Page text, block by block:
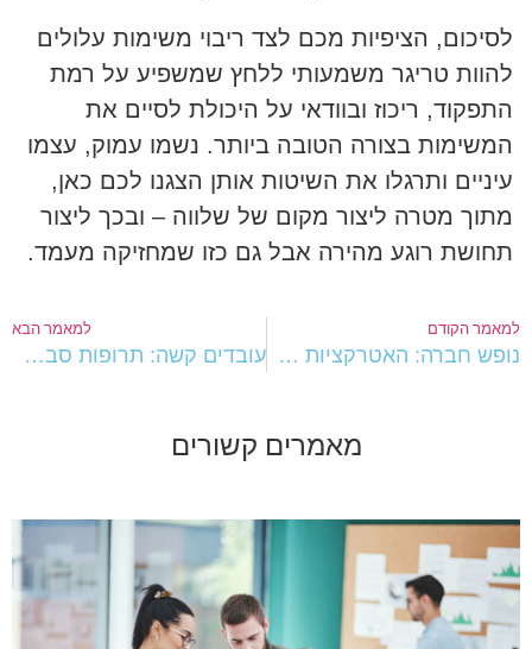
לסיכום, הציפיות מכם לצד ריבוי משימות עלולים
להוות טריגר משמעותי ללחץ שמשפיע על רמת
התפקוד, ריכוז ובוודאי על היכולת לסיים את
המשימות בצורה הטובה ביותר. נשמו עמוק, עצמו
עיניים ותרגלו את השיטות אותן הצגנו לכם כאן,
מתוך מטרה ליצור מקום של שלווה – ובכך ליצור
תחושת רוגע מהירה אבל גם כזו שמחזיקה מעמד.
הקודם
נופש חברה: האטרקציות הכי שוות לגיבוש העובדים
למאמר הבא
עובדים קשה: תרופות סבתא לשפעת להקלה והתמודדות
מאמרים קשורים